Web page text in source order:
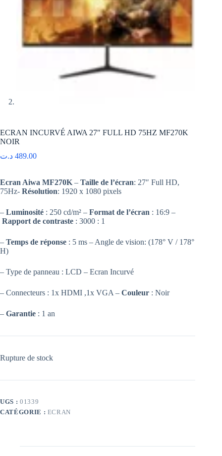
ECRAN INCURVÉ AIWA 27″ FULL HD 75HZ MF270K
NOIR
489.00 د.ت
Ecran Aiwa MF270K – Taille de l’écran: 27″ Full HD,
75Hz- Résolution: 1920 x 1080 pixels
– Luminosité : 250 cd/m² – Format de l’écran : 16:9 –
Rapport de contraste : 3000 : 1
– Temps de réponse : 5 ms – Angle de vision: (178° V / 178°
H)
– Type de panneau : LCD – Ecran Incurvé
– Connecteurs : 1x HDMI ,1x VGA – Couleur : Noir
– Garantie : 1 an
Rupture de stock
UGS : 01339
CATÉGORIE : ECRAN